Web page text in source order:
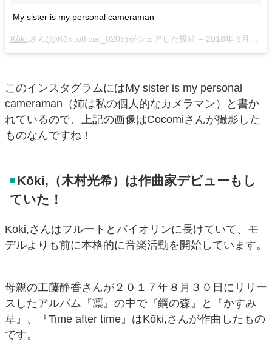
My sister is my personal cameraman
Kōki, さん(@Kōki,official_0205)がシェアした投稿 – 2018年 6月月10日午前7時03分PDT
このインスタグラムにはMy sister is my personal
cameraman（姉は私の個人的なカメラマン）と書か
れているので、上記の画像はCocomiさんが撮影した
ものなんですね！
Kōki,（木村光希）は作曲家デビューもし
ていた！
Kōki,さんはフルートとバイオリンに長けていて、モ
デルよりも前に本格的に音楽活動を開始しています。
母親の工藤静香さんが２０１７年８月３０日にリリー
スしたアルバム『凛』の中で『鋼の森』と『かすみ
草』、『Time after time』はKōki,さんが作曲したもの
です。